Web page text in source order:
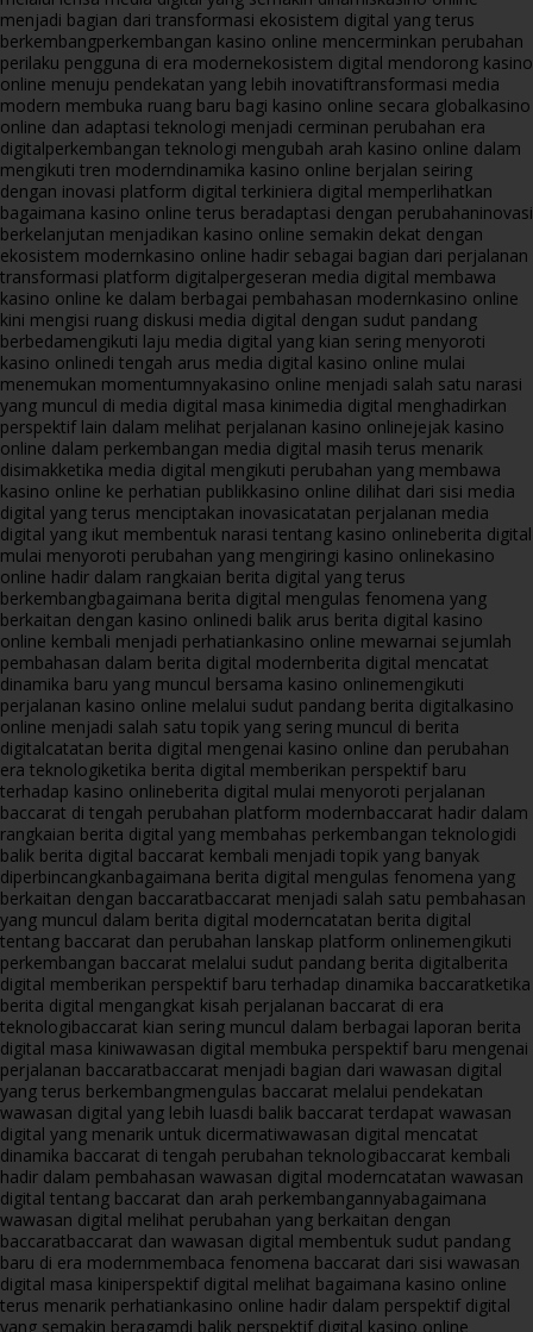
menjadi bagian dari transformasi ekosistem digital yang terus
berkembangperkembangan kasino online mencerminkan perubahan
perilaku pengguna di era modernekosistem digital mendorong kasino
online menuju pendekatan yang lebih inovatiftransformasi media
modern membuka ruang baru bagi kasino online secara globalkasino
online dan adaptasi teknologi menjadi cerminan perubahan era
digitalperkembangan teknologi mengubah arah kasino online dalam
mengikuti tren moderndinamika kasino online berjalan seiring
dengan inovasi platform digital terkiniera digital memperlihatkan
bagaimana kasino online terus beradaptasi dengan perubahaninovasi
berkelanjutan menjadikan kasino online semakin dekat dengan
ekosistem modernkasino online hadir sebagai bagian dari perjalanan
transformasi platform digitalpergeseran media digital membawa
kasino online ke dalam berbagai pembahasan modernkasino online
kini mengisi ruang diskusi media digital dengan sudut pandang
berbedamengikuti laju media digital yang kian sering menyoroti
kasino onlinedi tengah arus media digital kasino online mulai
menemukan momentumnyakasino online menjadi salah satu narasi
yang muncul di media digital masa kinimedia digital menghadirkan
perspektif lain dalam melihat perjalanan kasino onlinejejak kasino
online dalam perkembangan media digital masih terus menarik
disimakketika media digital mengikuti perubahan yang membawa
kasino online ke perhatian publikkasino online dilihat dari sisi media
digital yang terus menciptakan inovasicatatan perjalanan media
digital yang ikut membentuk narasi tentang kasino onlineberita digital
mulai menyoroti perubahan yang mengiringi kasino onlinekasino
online hadir dalam rangkaian berita digital yang terus
berkembangbagaimana berita digital mengulas fenomena yang
berkaitan dengan kasino onlinedi balik arus berita digital kasino
online kembali menjadi perhatiankasino online mewarnai sejumlah
pembahasan dalam berita digital modernberita digital mencatat
dinamika baru yang muncul bersama kasino onlinemengikuti
perjalanan kasino online melalui sudut pandang berita digitalkasino
online menjadi salah satu topik yang sering muncul di berita
digitalcatatan berita digital mengenai kasino online dan perubahan
era teknologiketika berita digital memberikan perspektif baru
terhadap kasino onlineberita digital mulai menyoroti perjalanan
baccarat di tengah perubahan platform modernbaccarat hadir dalam
rangkaian berita digital yang membahas perkembangan teknologidi
balik berita digital baccarat kembali menjadi topik yang banyak
diperbincangkanbagaimana berita digital mengulas fenomena yang
berkaitan dengan baccaratbaccarat menjadi salah satu pembahasan
yang muncul dalam berita digital moderncatatan berita digital
tentang baccarat dan perubahan lanskap platform onlinemengikuti
perkembangan baccarat melalui sudut pandang berita digitalberita
digital memberikan perspektif baru terhadap dinamika baccaratketika
berita digital mengangkat kisah perjalanan baccarat di era
teknologibaccarat kian sering muncul dalam berbagai laporan berita
digital masa kiniwawasan digital membuka perspektif baru mengenai
perjalanan baccaratbaccarat menjadi bagian dari wawasan digital
yang terus berkembangmengulas baccarat melalui pendekatan
wawasan digital yang lebih luasdi balik baccarat terdapat wawasan
digital yang menarik untuk dicermatiwawasan digital mencatat
dinamika baccarat di tengah perubahan teknologibaccarat kembali
hadir dalam pembahasan wawasan digital moderncatatan wawasan
digital tentang baccarat dan arah perkembangannyabagaimana
wawasan digital melihat perubahan yang berkaitan dengan
baccaratbaccarat dan wawasan digital membentuk sudut pandang
baru di era modernmembaca fenomena baccarat dari sisi wawasan
digital masa kiniperspektif digital melihat bagaimana kasino online
terus menarik perhatiankasino online hadir dalam perspektif digital
yang semakin beragamdi balik perspektif digital kasino online